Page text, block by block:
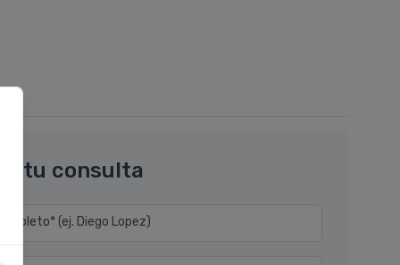
tu consulta
(ej. Diego Lopez)